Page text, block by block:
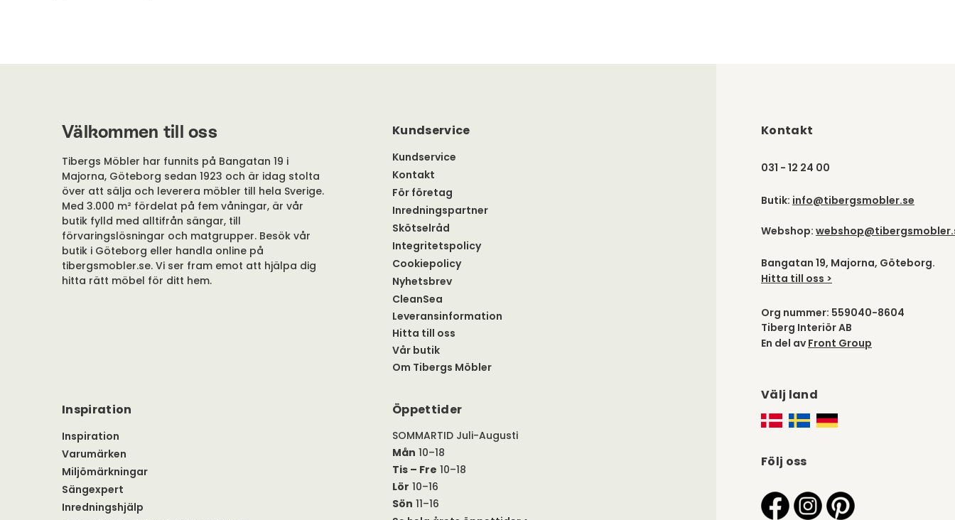
Välkommen till oss
Tibergs Möbler har funnits på Bangatan 19 i
Majorna, Göteborg sedan 1923 och är idag stolta
över att sälja och leverera möbler till hela Sverige.
Med 3.000 m² fördelat på fem våningar, är vår
butik fylld med alltifrån sängar, till
förvaringslösningar och matgrupper. Besök vår
butik i Göteborg eller handla online på
tibergsmobler.se. Vi ser fram emot att hjälpa dig
hitta rätt möbel för ditt hem.
Kundservice
Kundservice
Kontakt
För företag
Inredningspartner
Skötselråd
Integritetspolicy
Cookiepolicy
Nyhetsbrev
CleanSea
Leveransinformation
Hitta till oss
Vår butik
Om Tibergs Möbler
Inspiration
Inspiration
Varumärken
Miljömärkningar
Sängexpert
Inredningshjälp
Öppettider
SOMMARTID Juli-Augusti
Mån 10–18
Tis – Fre 10–18
Lör 10–16
Sön 11–16
Kontakt
031 - 12 24 00
Butik: info@tibergsmobler.se
Webshop:
Bangatan 19, Majorna, Göteborg.
Hitta till oss >
Org nummer: 559040-8604
Tiberg Interiör AB
En del av Front Group
Välj land
Följ oss